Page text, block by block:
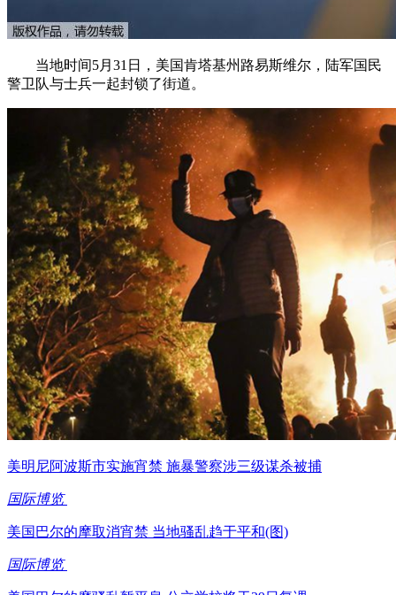
当地时间5月31日，美国肯塔基州路易斯维尔，陆军国民
警卫队与士兵一起封锁了街道。
美明尼阿波斯市实施宵禁 施暴警察涉三级谋杀被捕
国际博览
美国巴尔的摩取消宵禁 当地骚乱趋于平和(图)
国际博览